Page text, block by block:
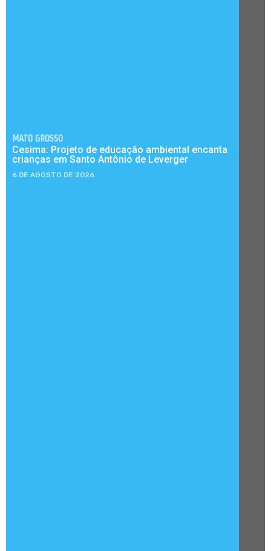
MATO GROSSO
Cesima: Projeto de educação ambiental encanta
crianças em Santo Antônio de Leverger
6 DE AGOSTO DE 2026